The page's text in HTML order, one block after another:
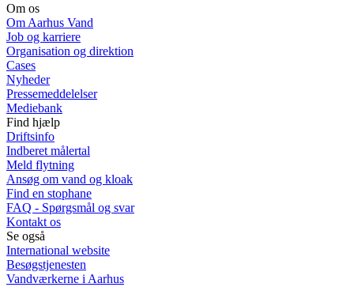
Om os
Om Aarhus Vand
Job og karriere
Organisation og direktion
Cases
Nyheder
Pressemeddelelser
Mediebank
Find hjælp
Driftsinfo
Indberet målertal
Meld flytning
Ansøg om vand og kloak
Find en stophane
FAQ - Spørgsmål og svar
Kontakt os
Se også
International website
Besøgstjenesten
Vandværkerne i Aarhus